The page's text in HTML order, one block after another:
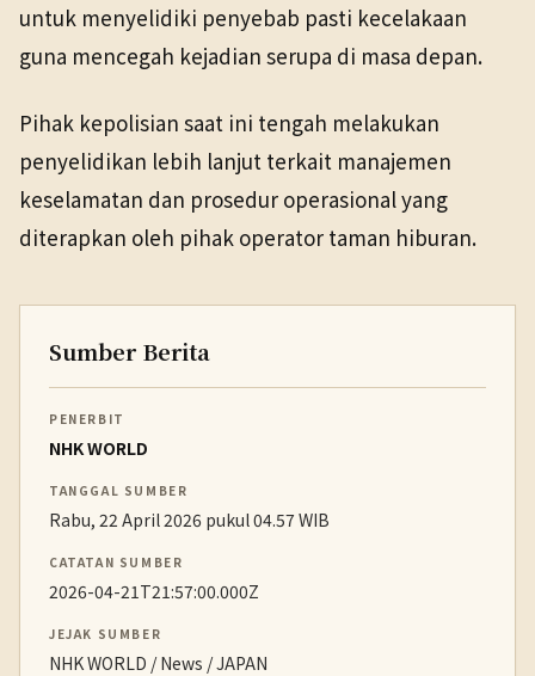
untuk menyelidiki penyebab pasti kecelakaan
guna mencegah kejadian serupa di masa depan.
Pihak kepolisian saat ini tengah melakukan
penyelidikan lebih lanjut terkait manajemen
keselamatan dan prosedur operasional yang
diterapkan oleh pihak operator taman hiburan.
Sumber Berita
PENERBIT
NHK WORLD
TANGGAL SUMBER
Rabu, 22 April 2026 pukul 04.57 WIB
CATATAN SUMBER
2026-04-21T21:57:00.000Z
JEJAK SUMBER
NHK WORLD / News / JAPAN